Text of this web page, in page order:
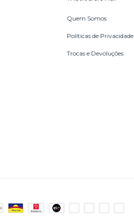
Quem Somos
Políticas de Privacidade
Trocas e Devoluções